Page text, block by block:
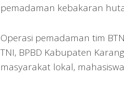
pemadaman kebakaran
Operasi pemadaman tim
TNI, BPBD Kabupaten
masyarakat lokal,